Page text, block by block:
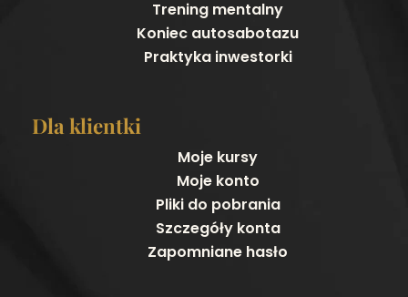
Trening mentalny
Koniec autosabotazu
Praktyka inwestorki
Dla klientki
Moje kursy
Moje konto
Pliki do pobrania
Szczegóły konta
Zapomniane hasło